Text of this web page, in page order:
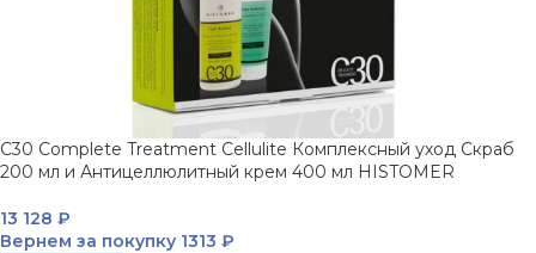
C30 Complete Treatment Cellulite Комплексный уход Скраб
200 мл и Антицеллюлитный крем 400 мл HISTOMER
13 128 ₽
Вернем за покупку 1313 ₽